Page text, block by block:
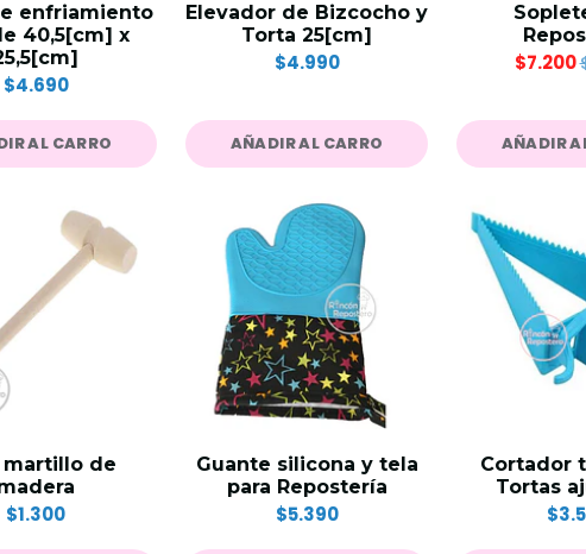
enfriamiento
40,5[cm] x
$4.690
AL CARRO
Elevador de Bizcocho y
Torta 25[cm]
$4.990
AÑADIR AL CARRO
$7.200
AÑADIR
martillo de
$1.300
Guante silicona y tela
para Repostería
$5.390
Cortador
Tortas